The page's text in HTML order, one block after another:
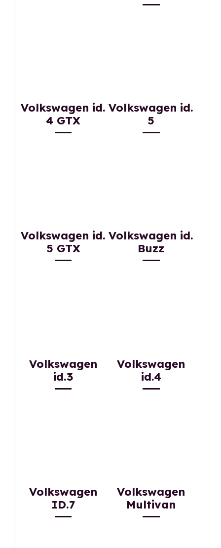
Volkswagen id.
4 GTX
Volkswagen id.
5
Volkswagen id.
5 GTX
Volkswagen id.
Buzz
Volkswagen
id.3
Volkswagen
id.4
Volkswagen
ID.7
Volkswagen
Multivan